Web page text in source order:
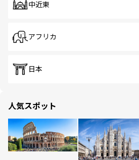
中近東
アフリカ
日本
人気スポット